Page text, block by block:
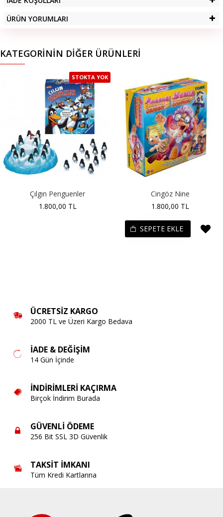
ÜRÜN YORUMLARI
KATEGORININ DIĞER ÜRÜNLERI
STOKTA YOK
Çılgın Penguenler
1.800,00 TL
Cingöz Nine
1.800,00 TL
SEPETE EKLE
ÜCRETSIZ KARGO
2000 TL ve Üzeri Kargo Bedava
İADE & DEĞIŞIM
14 Gün İçinde
İNDIRIMLERI KAÇIRMA
Birçok İndirim Burada
GÜVENLI ÖDEME
256 Bit SSL 3D Güvenlik
TAKSIT İMKANI
Tüm Kredi Kartlarına